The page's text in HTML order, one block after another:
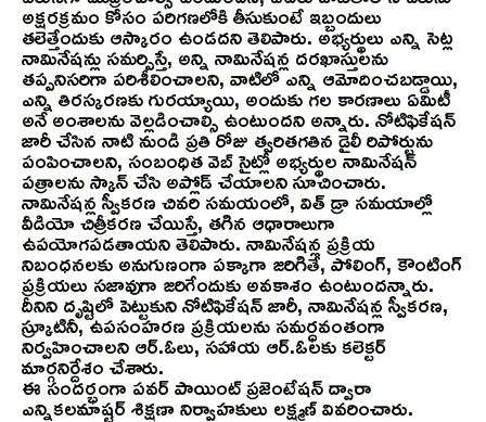
అక్షరక్రమం కోసం పరిగణలోకి తీసుకుంటే ఇబ్బందులు
తలెత్తేందుకు ఆస్కారం ఉండదని తెలిపారు. అభ్యర్థులు ఎన్ని సెట్ల
నామినేషన్లు సమర్పిస్తే, అన్ని నామినేషన్ల దరఖాస్తులను
తప్పనిసరిగా పరిశీలించాలని, వాటిలో ఎన్ని ఆమోదించబడ్డాయి,
ఎన్ని తిరస్కరణకు గురయ్యాయి, అందుకు గల కారణాలు ఏమిటీ
అనే అంశాలను వెల్లడించాల్సి ఉంటుందని అన్నారు. నోటిఫికేషన్
జారీ చేసిన నాటి నుండి ప్రతి రోజు త్వరితగతిన డైలీ రిపోర్టును
పంపించాలని, సంబంధిత వెబ్ సైట్లో అభ్యర్థుల నామినేషన్
పత్రాలను స్కాన్ చేసి అప్లోడ్ చేయాలని సూచించారు.
నామినేషన్ల స్వీకరణ చివరి సమయంలో, విత్ డ్రా సమయాల్లో
వీడియో చిత్రీకరణ చేయిస్తే, తగిన ఆధారాలుగా
ఉపయోగపడతాయని తెలిపారు. నామినేషన్ల ప్రక్రియ
నిబంధనలకు అనుగుణంగా పక్కాగా జరిగితే, పోలింగ్, కౌంటింగ్
ప్రక్రియలు సజావుగా జరిగేందుకు అవకాశం ఉంటుందన్నారు.
దీనిని దృష్టిలో పెట్టుకుని నోటిఫికేషన్ జారీ, నామినేషన్ల స్వీకరణ,
స్క్రూటినీ, ఉపసంహరణ ప్రక్రియలను సమర్ధవంతంగా
నిర్వహించాలని ఆర్.ఓలు, సహాయ ఆర్.ఓలకు కలెక్టర్
మార్గనిర్దేశం చేశారు.
ఈ సందర్భంగా పవర్ పాయింట్ ప్రజెంటేషన్ ద్వారా
ఎన్నికలమాష్టర్ శిక్షణా నిర్వాహకులు లక్ష్మణ్ వివరించారు.